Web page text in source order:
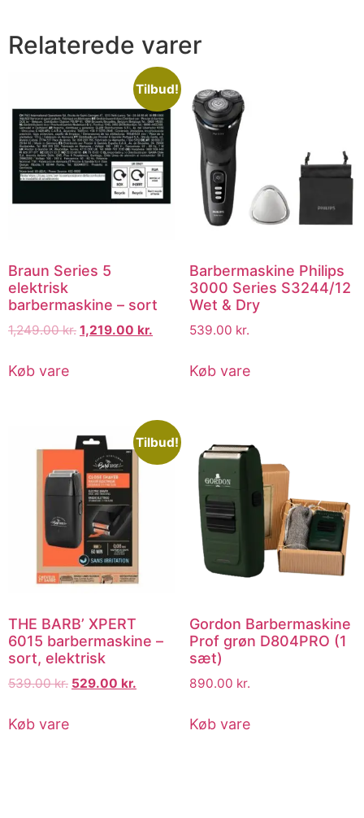
Relaterede varer
Tilbud!
Braun Series 5
elektrisk
barbermaskine – sort
1,249.00kr. 1,219.00 kr.
Køb vare
Barbermaskine Philips
3000 Series S3244/12
Wet & Dry
539.00 kr.
Køb vare
Tilbud!
THE BARB’ XPERT
6015 barbermaskine –
sort, elektrisk
539.00kr. 529.00 kr.
Køb vare
Gordon Barbermaskine
Prof grøn D804PRO (1
sæt)
890.00 kr.
Køb vare